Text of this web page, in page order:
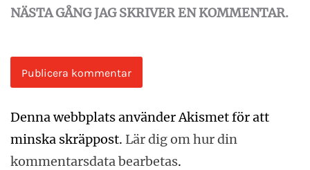
NÄSTA GÅNG JAG SKRIVER EN KOMMENTAR.
Denna webbplats använder Akismet för att
minska skräppost. Lär dig om hur din
kommentarsdata bearbetas.